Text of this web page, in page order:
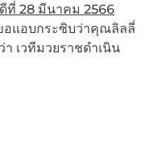
ที่ 28 มีนาคม 2566
อแอบกระซิบว่าคุณลิลลี่
เวทีมวยราชดำเนิน